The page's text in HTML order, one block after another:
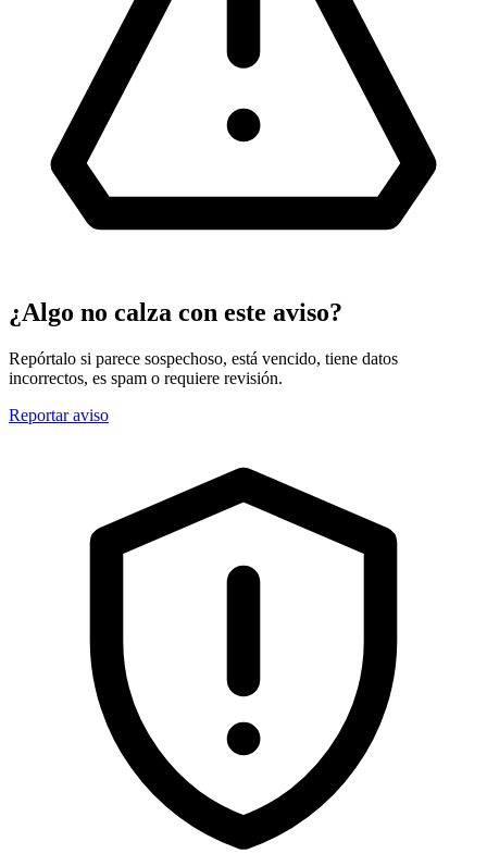
¿Algo no calza con este aviso?
Repórtalo si parece sospechoso, está vencido, tiene datos
incorrectos, es spam o requiere revisión.
Reportar aviso